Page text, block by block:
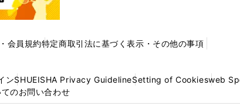
会員規約特定商取引法に基づく表示・その他の事項
ンSHUEISHA Privacy GuidelineSetting of Cookiesweb
のお問い合わせ